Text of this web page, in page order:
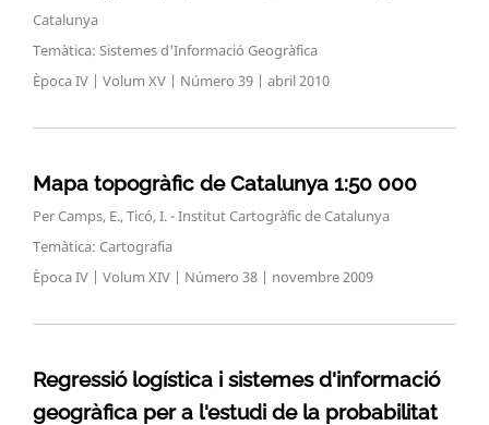
Catalunya
Temàtica: Sistemes d'Informació Geogràfica
Època IV | Volum XV | Número 39 | abril 2010
Mapa topogràfic de Catalunya 1:50 000
Per Camps, E., Ticó, I. - Institut Cartogràfic de Catalunya
Temàtica: Cartografia
Època IV | Volum XIV | Número 38 | novembre 2009
Regressió logística i sistemes d'informació
geogràfica per a l'estudi de la probabilitat